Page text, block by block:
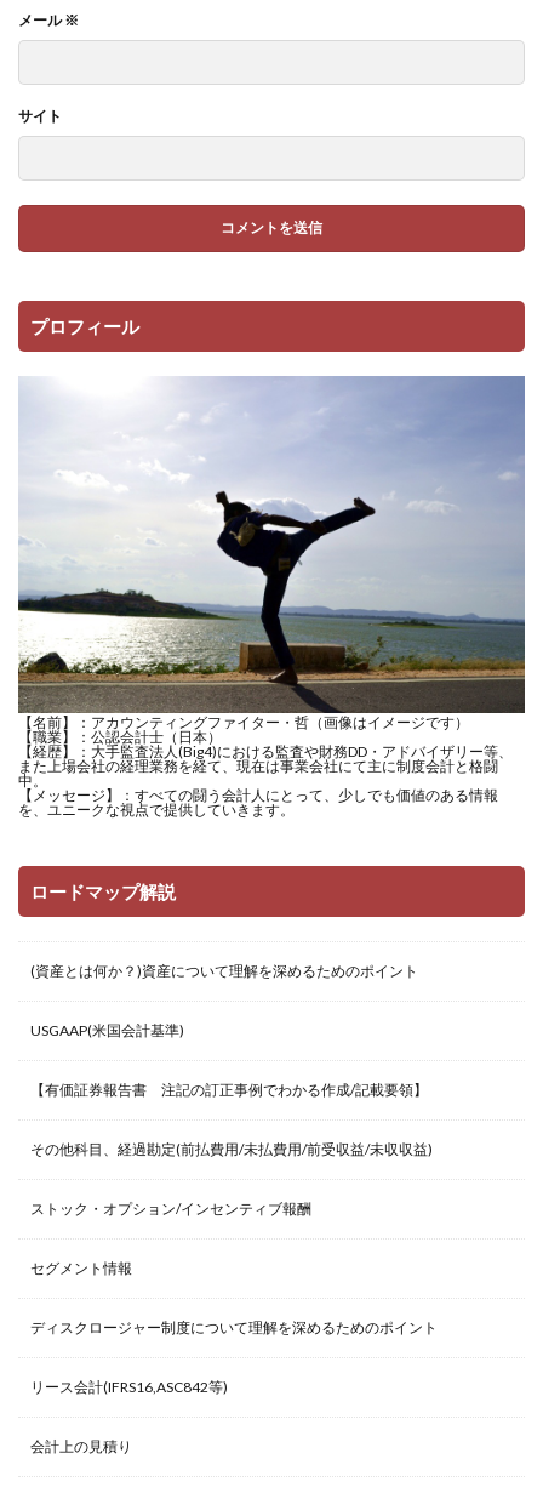
メール※
サイト
プロフィール
【名前】：アカウンティングファイター・哲（画像はイメージです）
【職業】：公認会計士（日本）
【経歴】：大手監査法人(Big4)における監査や財務DD・アドバイザリー等、
また上場会社の経理業務を経て、現在は事業会社にて主に制度会計と格闘
中。
【メッセージ】：すべての闘う会計人にとって、少しでも価値のある情報
を、ユニークな視点で提供していきます。
ロードマップ解説
(資産とは何か？)資産について理解を深めるためのポイント
USGAAP(米国会計基準)
【有価証券報告書 注記の訂正事例でわかる作成/記載要領】
その他科目、経過勘定(前払費用/未払費用/前受収益/未収収益)
ストック・オプション/インセンティブ報酬
セグメント情報
ディスクロージャー制度について理解を深めるためのポイント
リース会計(IFRS16,ASC842等)
会計上の見積り